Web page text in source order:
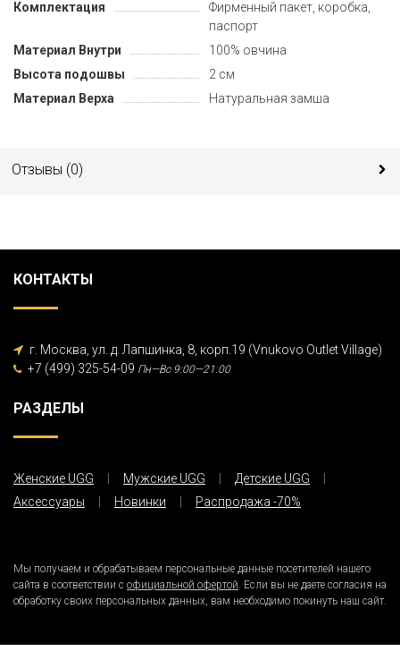
Комплектация
Фирменный пакет, коробка,
паспорт
Материал Внутри
100% овчина
Высота подошвы
2 см
Материал Верха
Натуральная замша
Отзывы (0)
КОНТАКТЫ
г. Москва, ул. д. Лапшинка, 8, корп.19 (Vnukovo Outlet Village)
+7 (499) 325-54-09 Пн—Вс 9:00—21:00
РАЗДЕЛЫ
Женские UGG Мужские UGG
Детские UGG
Аксессуары
Новинки Распродажа -70%
Мы получаем и обрабатываем персональные данные посетителей нашего
сайта в соответствии с официальной офертой. Если вы не даете согласия на
обработку своих персональных данных, вам необходимо покинуть наш сайт.